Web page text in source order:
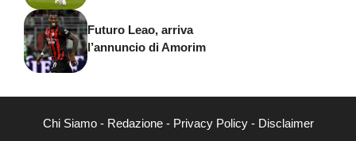
Futuro Leao, arriva
l’annuncio di Amorim
Chi Siamo- Redazione- Privacy Policy- Disclaimer